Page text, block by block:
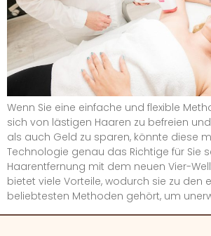
Wenn Sie eine einfache und flexible
sich von lästigen Haaren zu befreien
als auch Geld zu sparen, könnte diese
Technologie genau das Richtige für Sie
Haarentfernung mit dem neuen Vier-
bietet viele Vorteile, wodurch sie zu den
beliebtesten Methoden gehört, um